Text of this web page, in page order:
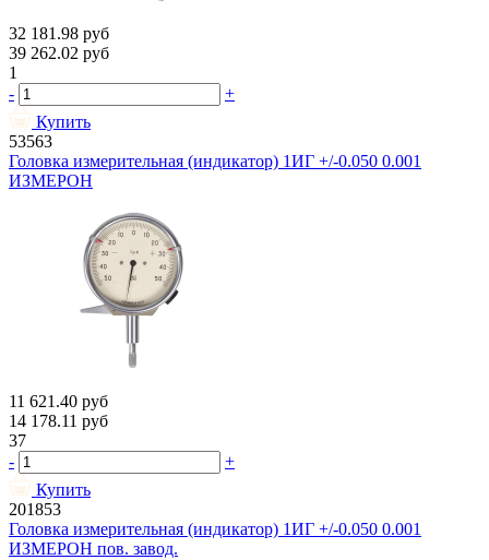
32 181.98 руб
39 262.02 руб
1
-
+
Купить
53563
Головка измерительная (индикатор) 1ИГ +/-0.050 0.001
ИЗМЕРОН
11 621.40 руб
14 178.11 руб
37
-
+
Купить
201853
Головка измерительная (индикатор) 1ИГ +/-0.050 0.001
ИЗМЕРОН пов. завод.